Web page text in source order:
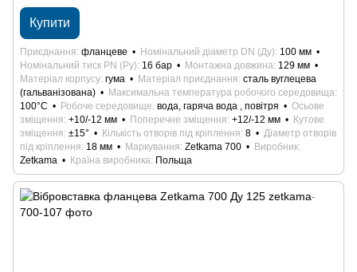
Купити
Приєднання фланцеве Номінальний діаметр DN (Ду) 100 мм
Номінальний тиск PN (Ру) 16 бар Монтажна довжина 129 мм
Матеріал корпусу гума Матеріал приєднання сталь вуглецева
(гальванізована)
Максимальна температура робочого середовища
100°С
Робоче середовище вода, гаряча вода , повітря
Осьове
зміщення +10/-12 мм Поперечне зміщення +12/-12 мм
Кутове
зміщення ±15° Кількість отворів під кріплення 8
Діаметр отворів
під кріплення 18 мм Маркування Zetkama 700
Виробник
Zetkama
Країна виробника Польща